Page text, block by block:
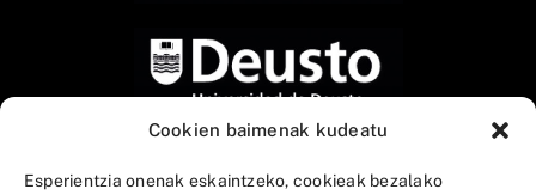
Cookien baimenak kudeatu
Esperientzia onenak eskaintzeko, cookieak bezalako